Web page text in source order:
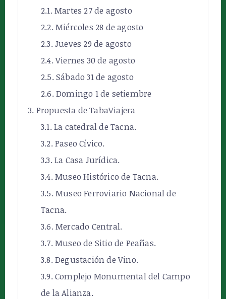
Martes 27 de agosto
Miércoles 28 de agosto
Jueves 29 de agosto
Viernes 30 de agosto
Sábado 31 de agosto
Domingo 1 de setiembre
Propuesta de TabaViajera
La catedral de Tacna.
Paseo Cívico.
La Casa Jurídica.
Museo Histórico de Tacna.
Museo Ferroviario Nacional de
Tacna.
Mercado Central.
Museo de Sitio de Peañas.
Degustación de Vino.
Complejo Monumental del Campo
de la Alianza.